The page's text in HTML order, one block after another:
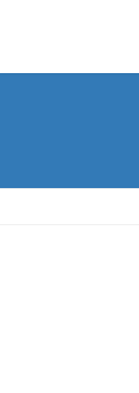
ン
プ
ー
動